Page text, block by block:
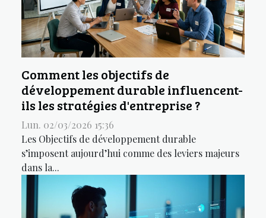
Comment les objectifs de
développement durable influencent-
ils les stratégies d'entreprise ?
Lun. 02/03/2026 15:36
Les Objectifs de développement durable
s’imposent aujourd’hui comme des leviers majeurs
dans la...